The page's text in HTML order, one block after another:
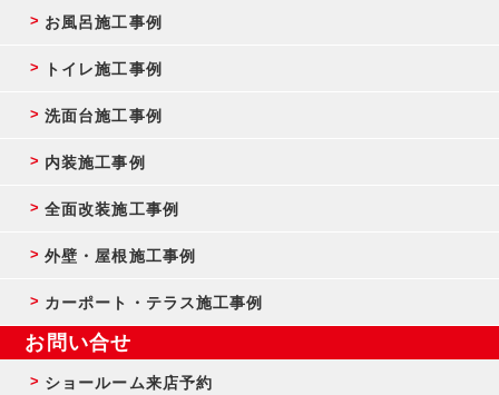
お風呂施工事例
トイレ施工事例
洗面台施工事例
内装施工事例
全面改装施工事例
外壁・屋根施工事例
カーポート・テラス施工事例
お問い合せ
ショールーム来店予約